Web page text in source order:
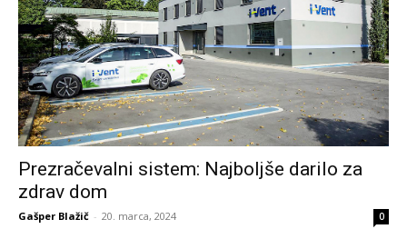
Prezračevalni sistem: Najboljše darilo za
zdrav dom
Gašper Blažič - 20. marca, 2024 0